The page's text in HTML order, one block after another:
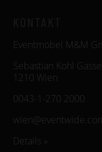
Eventmöbel M&M
Sebastian Kohl
1210 Wien
0043-1-270 2000
Details »